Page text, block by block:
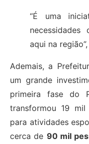
“É uma
aqui na
Ademais, a
um grande
primeira fase do
transformou 19
para atividades
cerca de 90 mil